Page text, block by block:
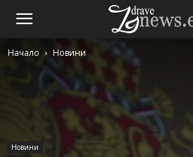
Начало Новини
Новини